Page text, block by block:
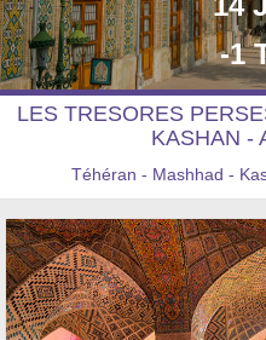
-1
LES TRESORES
KASHAN -
Téhéran - Mashhad -